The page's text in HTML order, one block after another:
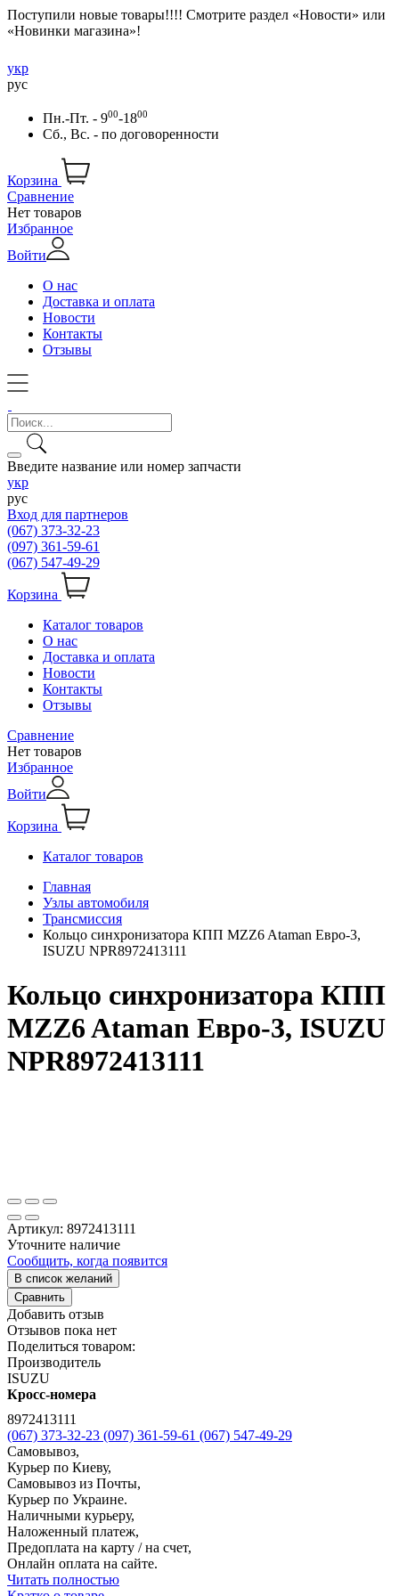
Поступили новые товары!!!! Смотрите раздел «Новости» или
«Новинки магазина»!
укр
рус
Пн.-Пт. - 900-1800
Сб., Вс. - по договоренности
Корзина
Сравнение
Нет товаров
Избранное
Войти
О нас
Доставка и оплата
Новости
Контакты
Отзывы
Введите название или номер запчасти
укр
рус
Вход для партнеров
(067) 373-32-23
(097) 361-59-61
(067) 547-49-29
Корзина
Каталог товаров
О нас
Доставка и оплата
Новости
Контакты
Отзывы
Сравнение
Нет товаров
Избранное
Войти
Корзина
Каталог товаров
Главная
Узлы автомобиля
Трансмиссия
Кольцо синхронизатора КПП MZZ6 Ataman Евро-3,
ISUZU NPR8972413111
Кольцо синхронизатора КПП
MZZ6 Ataman Евро-3, ISUZU
NPR8972413111
Артикул: 8972413111
Уточните наличие
Сообщить, когда появится
В список желаний
Сравнить
Добавить отзыв
Отзывов пока нет
Поделиться товаром:
Производитель
ISUZU
Кросс-номера
8972413111
(067) 373-32-23 (097) 361-59-61 (067) 547-49-29
Самовывоз,
Курьер по Киеву,
Самовывоз из Почты,
Курьер по Украине.
Наличными курьеру,
Наложенный платеж,
Предоплата на карту / на счет,
Онлайн оплата на сайте.
Читать полностью